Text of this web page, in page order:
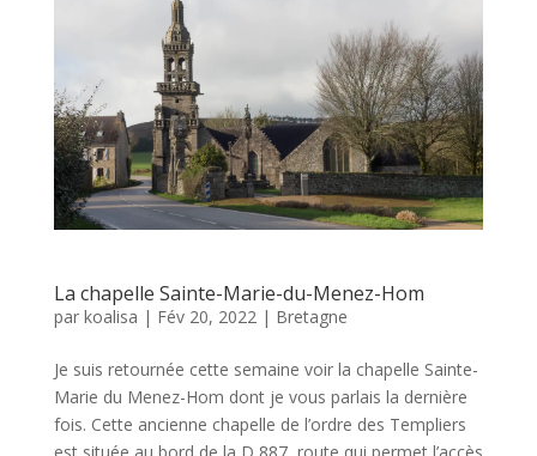
La chapelle Sainte-Marie-du-Menez-Hom
par koalisa | Fév 20, 2022| Bretagne
Je suis retournée cette semaine voir la chapelle Sainte-
Marie du Menez-Hom dont je vous parlais la dernière
fois. Cette ancienne chapelle de l’ordre des Templiers